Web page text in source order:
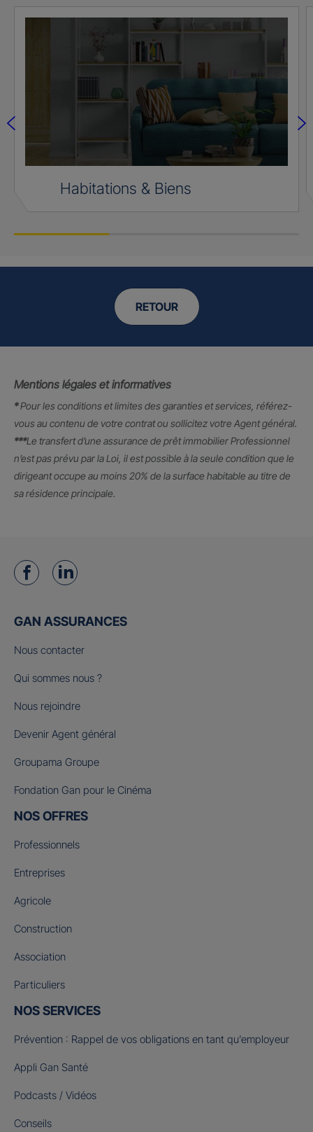
Habitations & Biens
RETOUR
Mentions légales et informatives
*Pour les conditions et limites des garanties et services, référez-
vous au contenu de votre contrat ou sollicitez votre Agent général.
***Le transfert d’une assurance de prêt immobilier Professionnel
n’est pas prévu par la Loi, il est possible à la seule condition que le
dirigeant occupe au moins 20% de la surface habitable au titre de
sa résidence principale.
GAN ASSURANCES
Nous contacter
Qui sommes nous ?
Nous rejoindre
Devenir Agent général
Groupama Groupe
Fondation Gan pour le Cinéma
NOS OFFRES
Professionnels
Entreprises
Agricole
Construction
Association
Particuliers
NOS SERVICES
Prévention : Rappel de vos obligations en tant qu’employeur
Appli Gan Santé
Podcasts / Vidéos
Conseils